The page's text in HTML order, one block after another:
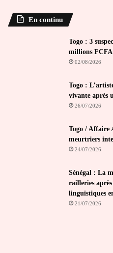
En continu
Togo : 3
millions
02/08/2026
Togo :
vivante après
26/07/2026
Togo / Affaire
meurtriers
24/07/2026
Sénégal : La
railleries après
linguistiques
21/07/2026